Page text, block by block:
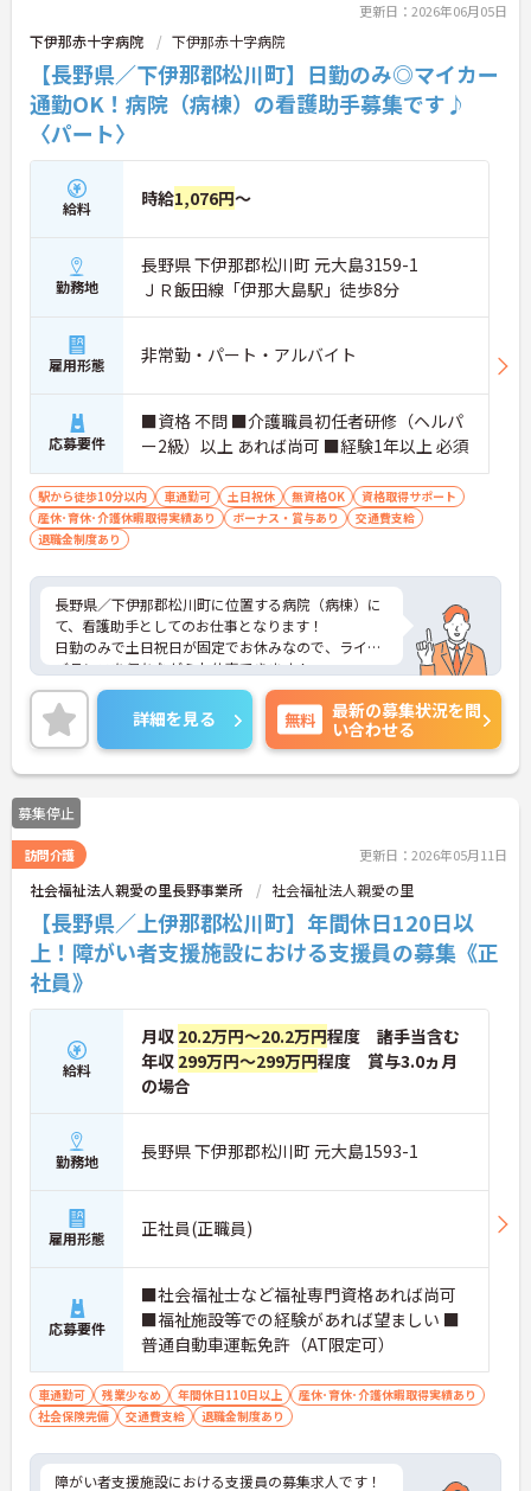
更新日：2026年06月05日
下伊那赤十字病院 下伊那赤十字病院
【長野県／下伊那郡松川町】日勤のみ◎マイカー
通勤OK！病院（病棟）の看護助手募集です♪
〈パート〉
給料 時給1,076円～
勤務地
長野県 下伊那郡松川町 元大島3159-1
ＪＲ飯田線「伊那大島駅」徒歩8分
雇用形態 非常勤・パート・アルバイト
応募要件
■資格 不問 ■介護職員初任者研修（ヘルパ
ー2級）以上 あれば尚可 ■経験1年以上 必須
駅から徒歩10分以内 車通勤可 土日祝休 無資格OK
資格取得サポート
産休･育休･介護休暇取得実績あり
ボーナス・賞与あり
交通費支給
退職金制度あり
長野県／下伊那郡松川町に位置する病院（病棟）に
て、看護助手としてのお仕事となります！
日勤のみで土日祝日が固定でお休みなので、ライフ
バランスを保ちながらお仕事できます！
週2日～の勤務の相談も可能なので、ご自身のご都
合に合わせることもできます！
ご興味ある方は面接ポイントをお伝えしますので、
お気軽にお問い合わせください♪
詳細を見る 無料
最新の募集状況を問
い合わせる
募集停止
訪問介護 更新日：2026年05月11日
社会福祉法人親愛の里長野事業所 社会福祉法人親愛の里
【長野県／上伊那郡松川町】年間休日120日以
上！障がい者支援施設における支援員の募集《正
社員》
給料
月収 20.2万円～20.2万円程度 諸手当含む
年収 299万円～299万円程度 賞与3.0ヵ月
の場合
勤務地 長野県 下伊那郡松川町 元大島1593-1
雇用形態 正社員(正職員)
応募要件
■社会福祉士など福祉専門資格あれば尚可
■福祉施設等での経験があれば望ましい ■
普通自動車運転免許（AT限定可）
車通勤可 残業少なめ 年間休日110日以上
産休･育休･介護休暇取得実績あり
社会保険完備
交通費支給 退職金制度あり
障がい者支援施設における支援員の募集求人です！